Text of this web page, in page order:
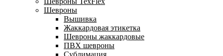
Шевроны
Вышивка
Жаккардовая этикетка
Шевроны жаккардовые
ПВХ шевроны
Сублимация